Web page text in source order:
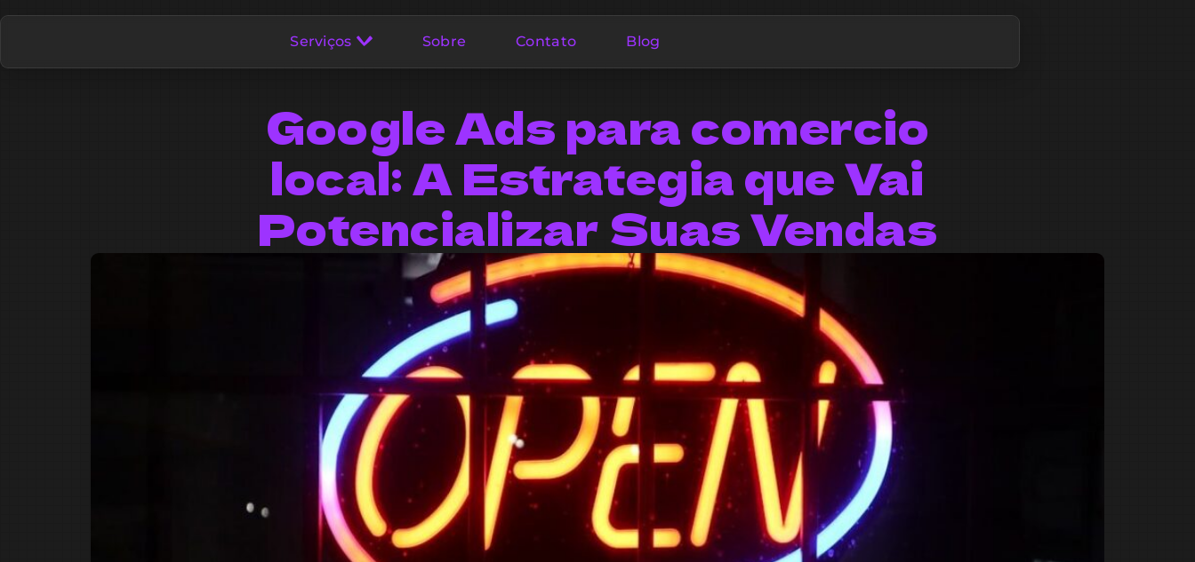
Serviços Sobre Contato Blog
Google Ads para comercio
local: A Estrategia que Vai
Potencializar Suas Vendas